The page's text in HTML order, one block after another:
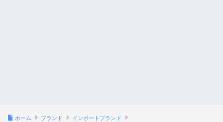
ホーム ブランド インポートブランド